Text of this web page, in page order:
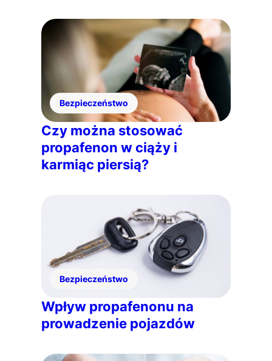
Bezpieczeństwo
Czy można stosować
propafenon w ciąży i
karmiąc piersią?
Bezpieczeństwo
Wpływ propafenonu na
prowadzenie pojazdów